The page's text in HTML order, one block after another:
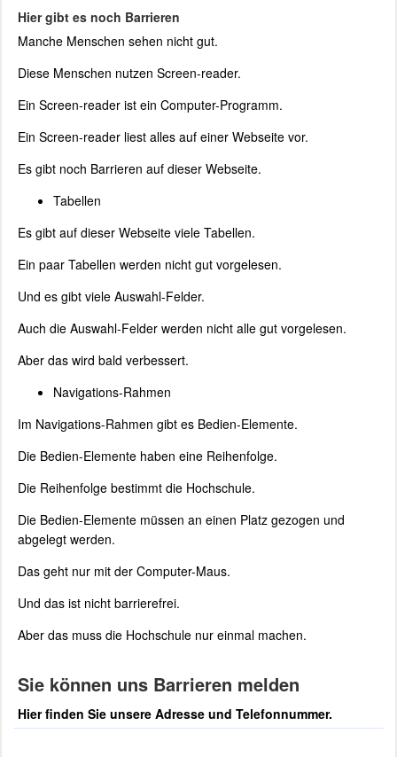
Hier gibt es noch Barrieren
Manche Menschen sehen nicht gut.
Diese Menschen nutzen Screen-reader.
Ein Screen-reader ist ein Computer-Programm.
Ein Screen-reader liest alles auf einer Webseite vor.
Es gibt noch Barrieren auf dieser Webseite.
Tabellen
Es gibt auf dieser Webseite viele Tabellen.
Ein paar Tabellen werden nicht gut vorgelesen.
Und es gibt viele Auswahl-Felder.
Auch die Auswahl-Felder werden nicht alle gut vorgelesen.
Aber das wird bald verbessert.
Navigations-Rahmen
Im Navigations-Rahmen gibt es Bedien-Elemente.
Die Bedien-Elemente haben eine Reihenfolge.
Die Reihenfolge bestimmt die Hochschule.
Die Bedien-Elemente müssen an einen Platz gezogen und
abgelegt werden.
Das geht nur mit der Computer-Maus.
Und das ist nicht barrierefrei.
Aber das muss die Hochschule nur einmal machen.
Sie können uns Barrieren melden
Hier finden Sie unsere Adresse und Telefonnummer.